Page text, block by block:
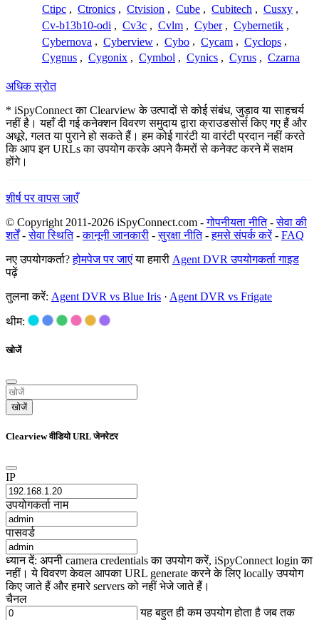
Ctipc , Ctronics , Ctvision , Cube , Cubitech , Cusxy ,
Cv-b13b10-odi , Cv3c , Cvlm , Cyber , Cybernetik ,
Cybernova , Cyberview , Cybo , Cycam , Cyclops ,
Cygnus , Cygonix , Cymbol , Cynics , Cyrus , Czarna
अधिक स्रोत
* iSpyConnect का Clearview के उत्पादों से कोई संबंध, जुड़ाव या साहचर्य
नहीं है। यहाँ दी गई कनेक्शन विवरण समुदाय द्वारा क्राउडसोर्स किए गए हैं और
अधूरे, गलत या पुराने हो सकते हैं। हम कोई गारंटी या वारंटी प्रदान नहीं करते
कि आप इन URLs का उपयोग करके अपने कैमरों से कनेक्ट करने में सक्षम
होंगे।
शीर्ष पर वापस जाएँ
© Copyright 2011-2026 iSpyConnect.com -गोपनीयता नीति-सेवा की
शर्तें-सेवा स्थिति-कानूनी जानकारी -सुरक्षा नीति-हमसे संपर्क करें- FAQ
नए उपयोगकर्ता?होमपेज पर जाएंया हमारी Agent DVR उपयोगकर्ता गाइड
पढ़ें
तुलना करें: Agent DVR vs Blue Iris · Agent DVR vs Frigate
थीम:
खोजें
खोजें
Clearview वीडियो URL जेनरेटर
IP
उपयोगकर्ता नाम
पासवर्ड
ध्यान दें: अपनी camera credentials का उपयोग करें, iSpyConnect login का
नहीं। ये विवरण केवल आपका URL generate करने के लिए locally उपयोग
किए जाते हैं और हमारे servers को नहीं भेजे जाते हैं।
चैनल
यह बहुत ही कम उपयोग होता है जब तक